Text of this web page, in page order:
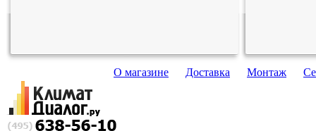
О магазине Доставка Монтаж